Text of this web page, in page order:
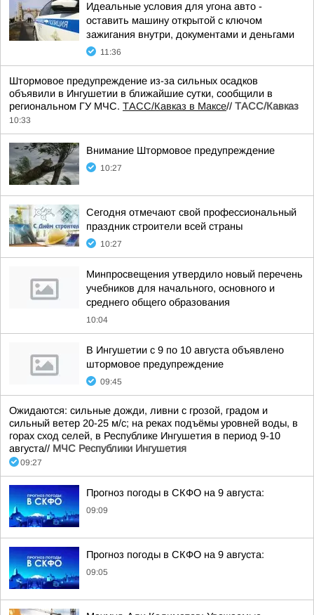
Идеальные условия для угона авто -
оставить машину открытой с ключом
зажигания внутри, документами и деньгами
11:36
Штормовое предупреждение из-за сильных осадков
объявили в Ингушетии в ближайшие сутки, сообщили в
региональном ГУ МЧС. ТАСС/Кавказ в Максе// ТАСС/Кавказ
10:33
Внимание Штормовое предупреждение
10:27
Сегодня отмечают свой профессиональный
праздник строители всей страны
10:27
Минпросвещения утвердило новый перечень
учебников для начального, основного и
среднего общего образования
10:04
В Ингушетии с 9 по 10 августа объявлено
штормовое предупреждение
09:45
Ожидаются: сильные дожди, ливни с грозой, градом и
сильный ветер 20-25 м/с; на реках подъёмы уровней воды, в
горах сход селей, в Республике Ингушетия в период 9-10
августа// МЧС Республики Ингушетия
09:27
Прогноз погоды в СКФО на 9 августа:
09:09
Прогноз погоды в СКФО на 9 августа:
09:05